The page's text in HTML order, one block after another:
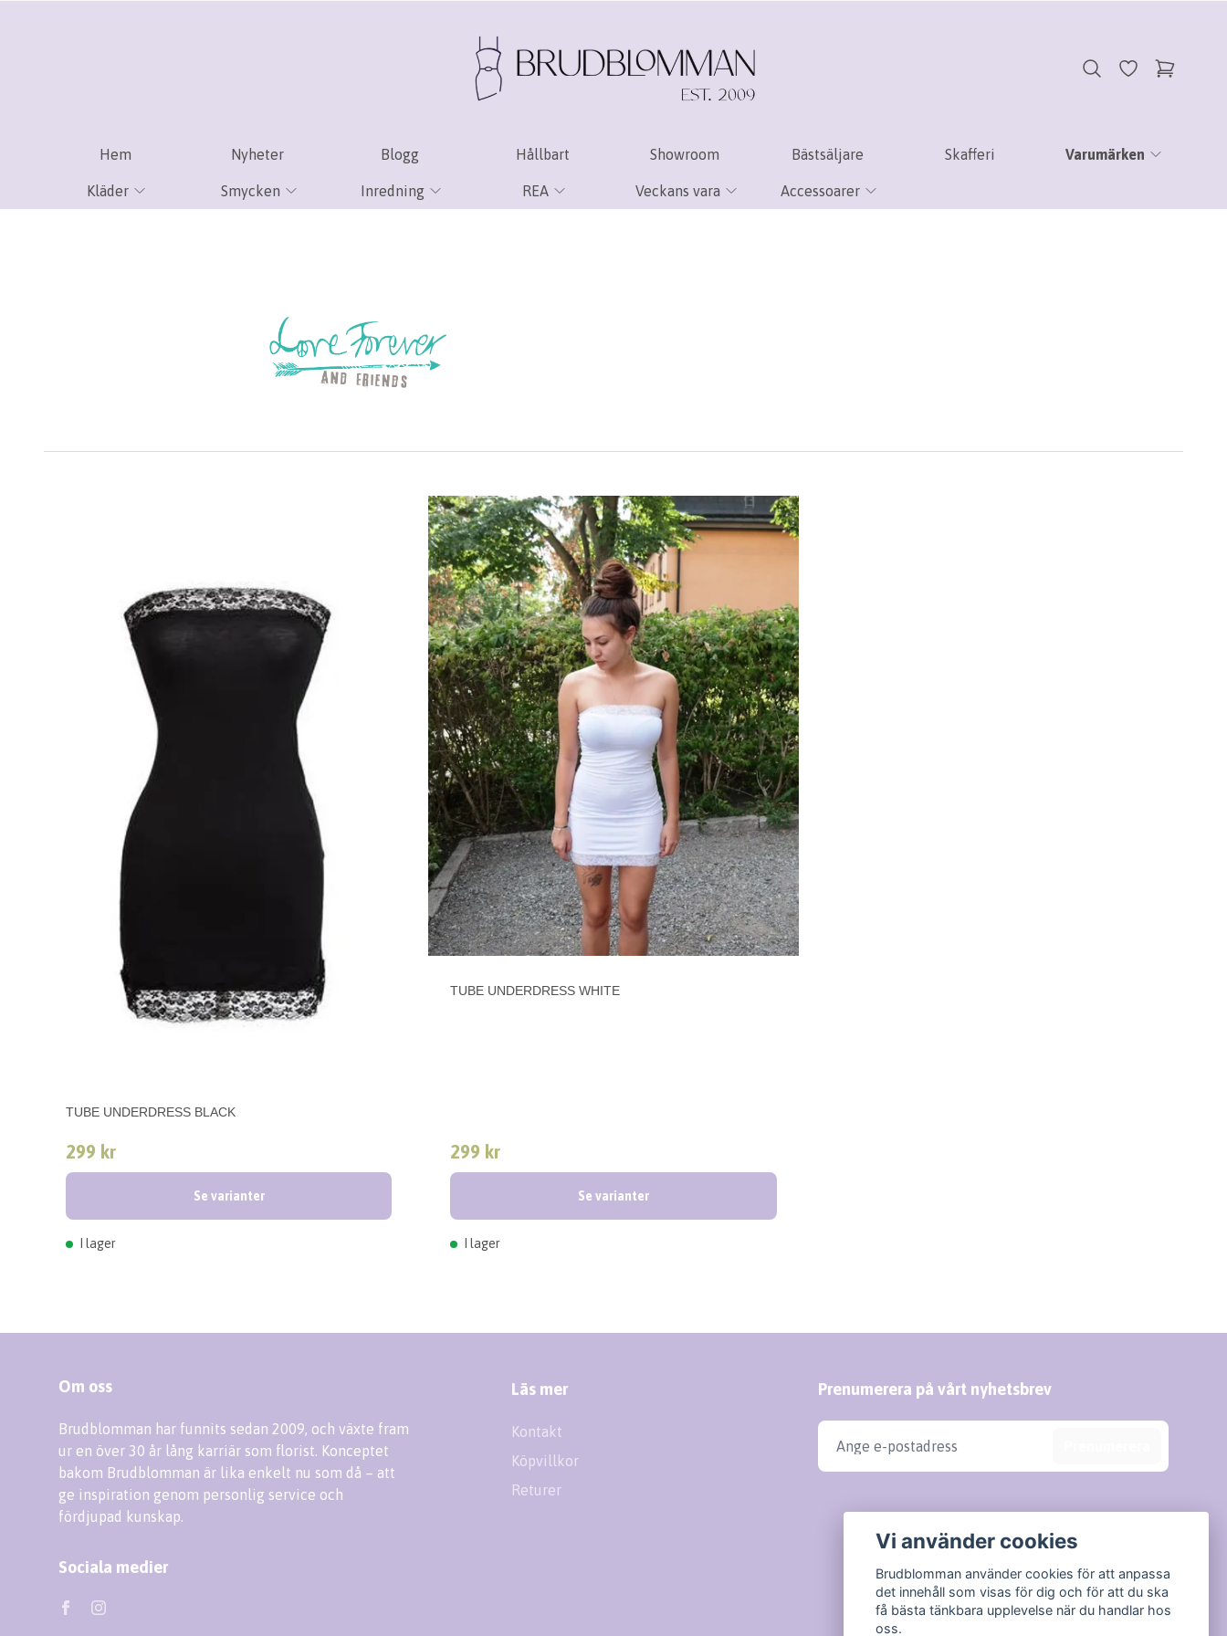
Hem Nyheter Blogg Hållbart Showroom Bästsäljare Skafferi Varumärken
Kläder Smycken Inredning REA Veckans vara Accessoarer
TUBE UNDERDRESS BLACK
299 kr
Se varianter
I lager
TUBE UNDERDRESS WHITE
299 kr
Se varianter
I lager
Om oss
Brudblomman har funnits sedan 2009, och växte fram
ur en över 30 år lång karriär som florist. Konceptet
bakom Brudblomman är lika enkelt nu som då – att
ge inspiration genom personlig service och
fördjupad kunskap.
Sociala medier
Läs mer
Kontakt
Köpvillkor
Returer
Prenumerera på vårt nyhetsbrev
Vi använder cookies
Brudblomman använder cookies för att anpassa
det innehåll som visas för dig och för att du ska
få bästa tänkbara upplevelse när du handlar hos
oss.